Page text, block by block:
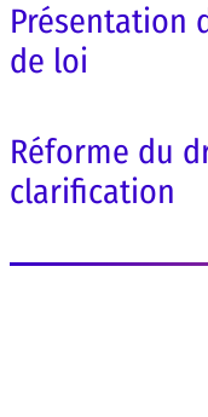
Présentation
de loi
Réforme du
clarification